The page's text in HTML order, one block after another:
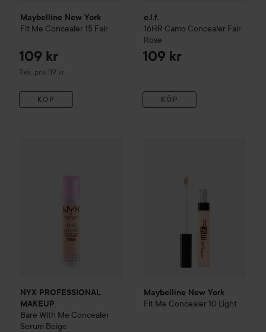
Maybelline New York
Fit Me Concealer 15 Fair
109 kr
Rek. pris 119 kr
Rekommenderat pris 119 kr
KÖP
e.l.f.
16HR Camo Concealer Fair
Rose
109 kr
KÖP
NYX PROFESSIONAL
MAKEUP
Bare With Me Concealer
Serum Beige
Maybelline New York
Fit Me Concealer 10 Light